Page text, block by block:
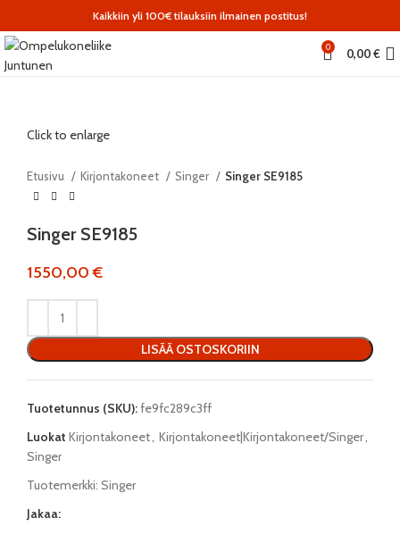
Kaikkiin yli 100€ tilauksiin ilmainen postitus!
0 0,00€
Click to enlarge
Etusivu Kirjontakoneet Singer Singer SE9185
Singer SE9185
1550,00€
LISÄÄ OSTOSKORIIN
Tuotetunnus (SKU):fe9fc289c3ff
Luokat Kirjontakoneet, Kirjontakoneet|Kirjontakoneet/Singer,
Singer
Tuotemerkki: Singer
Jakaa: